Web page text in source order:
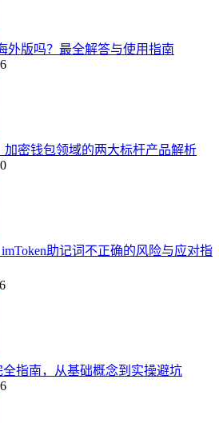
外版吗？最全解答与使用指南
加密钱包领域的两大标杆产品解析
助记词不正确的风险与应对指
全指南，从基础概念到实操避坑